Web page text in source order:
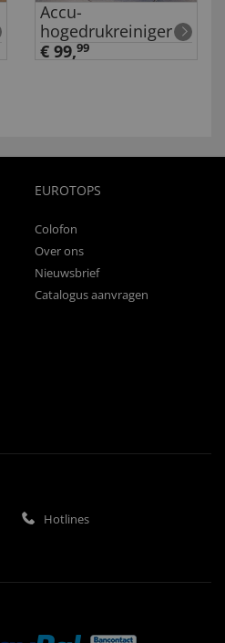
Accu-
hogedrukreiniger
€ 99,99
EUROTOPS
Colofon
Over ons
Nieuwsbrief
Catalogus aanvragen
Hotlines